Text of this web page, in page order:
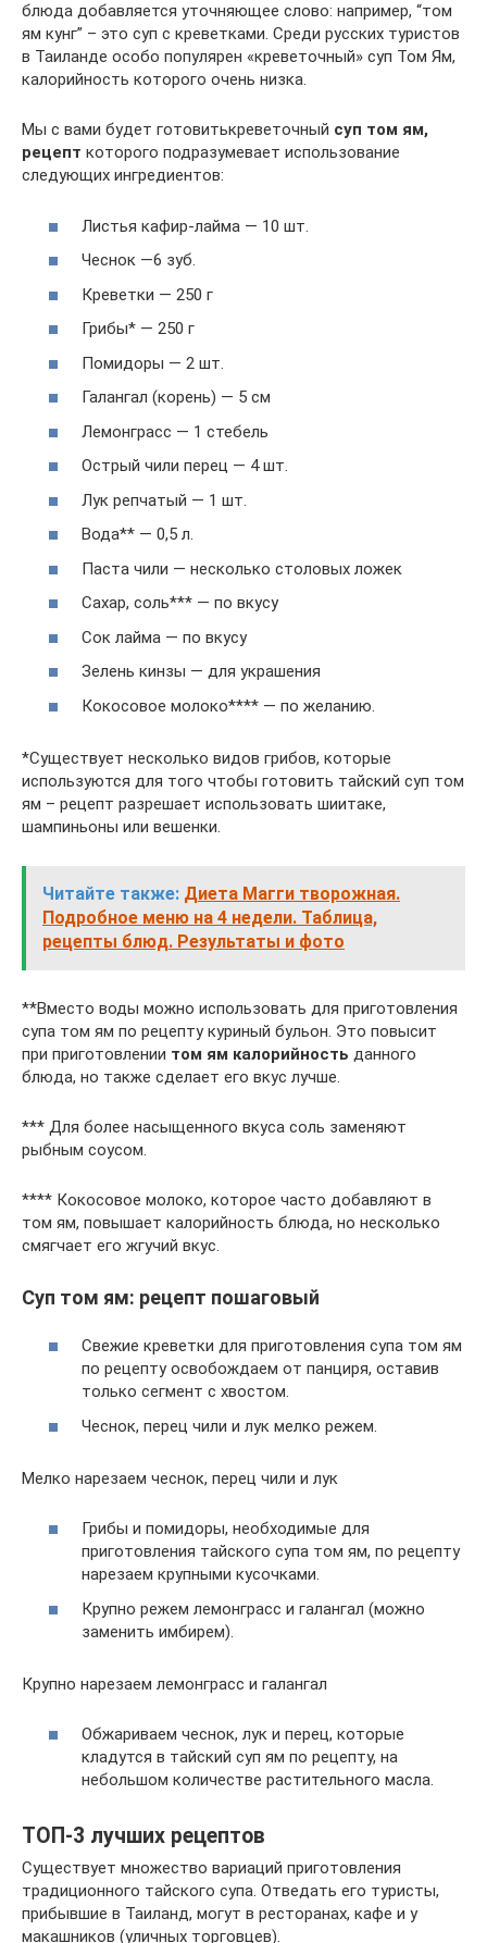
блюда добавляется уточняющее слово: например, “том
ям кунг” – это суп с креветками. Среди русских туристов
в Таиланде особо популярен «креветочный» суп Том Ям,
калорийность которого очень низка.
Мы с вами будет готовитькреветочный суп том ям,
рецепт которого подразумевает использование
следующих ингредиентов:
Листья кафир-лайма — 10 шт.
Чеснок —6 зуб.
Креветки — 250 г
Грибы* — 250 г
Помидоры — 2 шт.
Галангал (корень) — 5 см
Лемонграсс — 1 стебель
Острый чили перец — 4 шт.
Лук репчатый — 1 шт.
Вода** — 0,5 л.
Паста чили — несколько столовых ложек
Сахар, соль*** — по вкусу
Сок лайма — по вкусу
Зелень кинзы — для украшения
Кокосовое молоко**** — по желанию.
*Существует несколько видов грибов, которые
используются для того чтобы готовить тайский суп том
ям – рецепт разрешает использовать шиитаке,
шампиньоны или вешенки.
Читайте также: Диета Магги творожная.
Подробное меню на 4 недели. Таблица,
рецепты блюд. Результаты и фото
**Вместо воды можно использовать для приготовления
супа том ям по рецепту куриный бульон. Это повысит
при приготовлении том ям калорийность данного
блюда, но также сделает его вкус лучше.
*** Для более насыщенного вкуса соль заменяют
рыбным соусом.
**** Кокосовое молоко, которое часто добавляют в
том ям, повышает калорийность блюда, но несколько
смягчает его жгучий вкус.
Суп том ям: рецепт пошаговый
Свежие креветки для приготовления супа том ям
по рецепту освобождаем от панциря, оставив
только сегмент с хвостом.
Чеснок, перец чили и лук мелко режем.
Мелко нарезаем чеснок, перец чили и лук
Грибы и помидоры, необходимые для
приготовления тайского супа том ям, по рецепту
нарезаем крупными кусочками.
Крупно режем лемонграсс и галангал (можно
заменить имбирем).
Крупно нарезаем лемонграсс и галангал
Обжариваем чеснок, лук и перец, которые
кладутся в тайский суп ям по рецепту, на
небольшом количестве растительного масла.
ТОП-3 лучших рецептов
Существует множество вариаций приготовления
традиционного тайского супа. Отведать его туристы,
прибывшие в Таиланд, могут в ресторанах, кафе и у
макашников (уличных торговцев).